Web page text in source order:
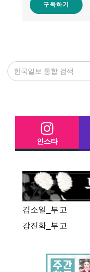
구독하기
인스타
김소일_부고
강진화_부고